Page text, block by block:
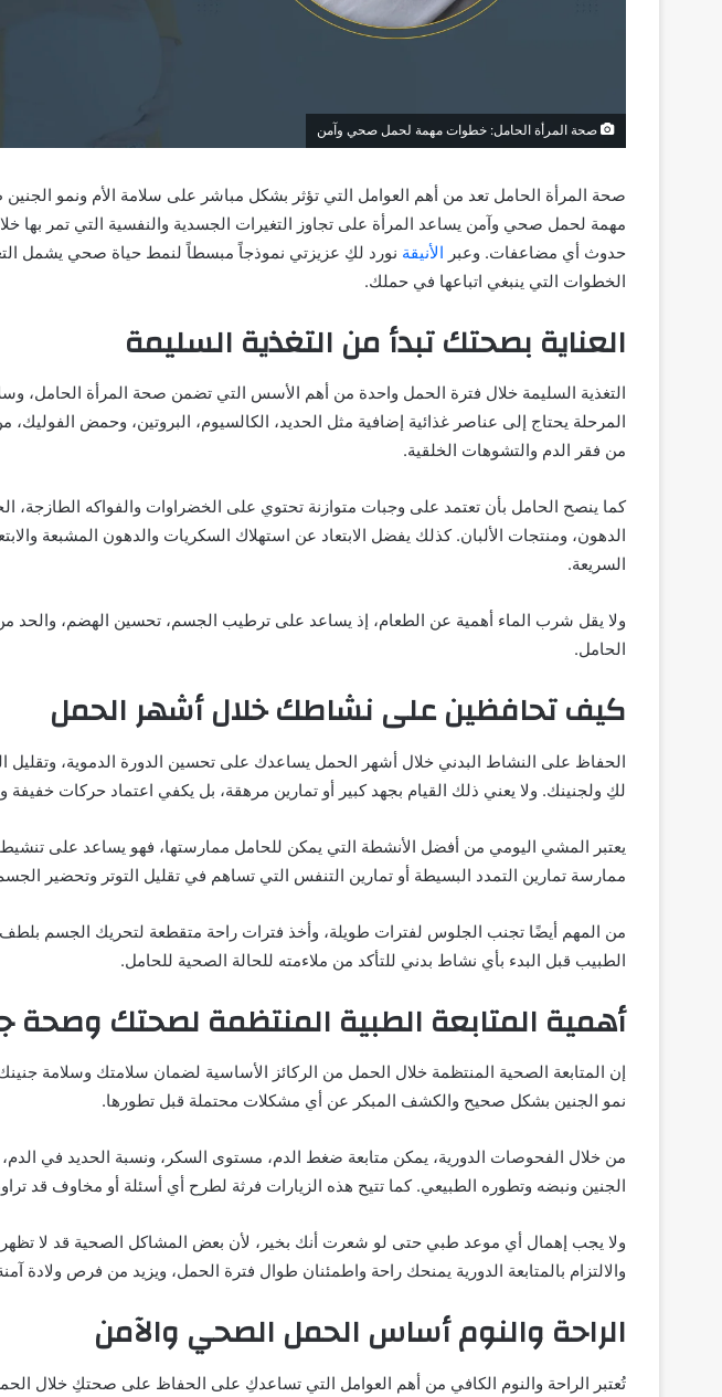
صحة المرأة الحامل: خطوات مهمة لحمل صحي وآمن
صحة المرأة الحامل تعد من أهم العوامل التي تؤثر بشكل مباشر على سلامة الأم ونمو
مهمة لحمل صحي وآمن يساعد المرأة على تجاوز التغيرات الجسدية والنفسية التي تمر بها
حدوث أي مضاعفات. وعبر الأنيقة نورد لكِ عزيزتي نموذجاً مبسطاً لنمط حياة صحي يشمل
الخطوات التي ينبغي اتباعها في حملك.
العناية بصحتك تبدأ من التغذية السليمة
التغذية السليمة خلال فترة الحمل واحدة من أهم الأسس التي تضمن صحة المرأة الحامل،
المرحلة يحتاج إلى عناصر غذائية إضافية مثل الحديد، الكالسيوم، البروتين، وحمض الفوليك،
من فقر الدم والتشوهات الخلقية.
كما ينصح الحامل بأن تعتمد على وجبات متوازنة تحتوي على الخضراوات والفواكه الطازجة،
الدهون، ومنتجات الألبان. كذلك يفضل الابتعاد عن استهلاك السكريات والدهون المشبعة
السريعة.
ولا يقل شرب الماء أهمية عن الطعام، إذ يساعد على ترطيب الجسم، تحسين الهضم، والحد
الحامل.
كيف تحافظين على نشاطك خلال أشهر الحمل
الحفاظ على النشاط البدني خلال أشهر الحمل يساعدك على تحسين الدورة الدموية، وتقليل
لكِ ولجنينك. ولا يعني ذلك القيام بجهد كبير أو تمارين مرهقة، بل يكفي اعتماد حركات
يعتبر المشي اليومي من أفضل الأنشطة التي يمكن للحامل ممارستها، فهو يساعد على
ممارسة تمارين التمدد البسيطة أو تمارين التنفس التي تساهم في تقليل التوتر وتحضير
من المهم أيضًا تجنب الجلوس لفترات طويلة، وأخذ فترات راحة متقطعة لتحريك الجسم
الطبيب قبل البدء بأي نشاط بدني للتأكد من ملاءمته للحالة الصحية للحامل.
أهمية المتابعة الطبية المنتظمة لصحتك وصحة
إن المتابعة الصحية المنتظمة خلال الحمل من الركائز الأساسية لضمان سلامتك وسلامة
نمو الجنين بشكل صحيح والكشف المبكر عن أي مشكلات محتملة قبل تطورها.
من خلال الفحوصات الدورية، يمكن متابعة ضغط الدم، مستوى السكر، ونسبة الحديد في الدم،
الجنين ونبضه وتطوره الطبيعي. كما تتيح هذه الزيارات فرثة لطرح أي أسئلة أو مخاوف قد
ولا يجب إهمال أي موعد طبي حتى لو شعرت أنك بخير، لأن بعض المشاكل الصحية قد لا
والالتزام بالمتابعة الدورية يمنحك راحة واطمئنان طوال فترة الحمل، ويزيد من فرص ولادة
الراحة والنوم أساس الحمل الصحي والآمن
تُعتبر الراحة والنوم الكافي من أهم العوامل التي تساعدكِ على الحفاظ على صحتكِ خلال